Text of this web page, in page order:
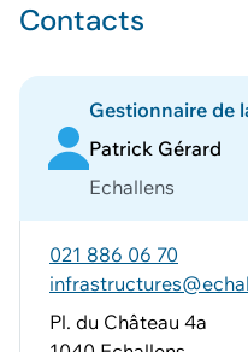
Contacts
Gestionnaire de
Patrick Gérard
Echallens
021 886 06 70
Pl. du Château 4a